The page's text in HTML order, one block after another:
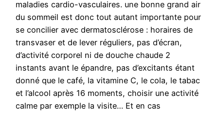
maladies cardio-vasculaires. une bonne grand air
du sommeil est donc tout autant importante pour
se concilier avec dermatosclérose : horaires de
transvaser et de lever réguliers, pas d’écran,
d’activité corporel ni de douche chaude 2
instants avant le épandre, pas d’excitants étant
donné que le café, la vitamine C, le cola, le tabac
et l’alcool après 16 moments, choisir une activité
calme par exemple la visite… Et en cas